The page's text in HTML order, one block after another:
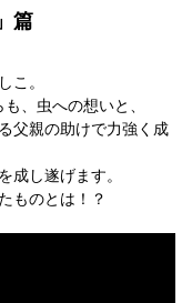
篇
こ。
、虫への想いと、
父親の助けで力強く成
成し遂げます。
ものとは！？